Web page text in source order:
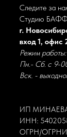
Следите за
Студию
г.
вход 1, офис
Режим работы:
Пн.- Сб. с 9-
Вск. -
ИП
ИНН:
ОГРН/